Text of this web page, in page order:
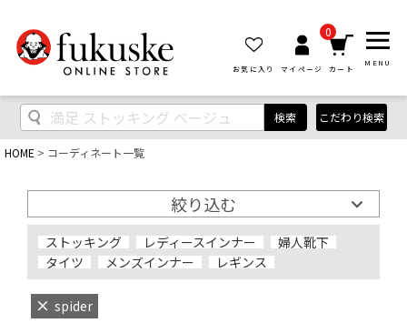
お気に入り マイページ
0
カート
MENU
検索 こだわり検索
HOME コーディネート一覧
絞り込む
ストッキング レディースインナー
婦人靴下
タイツ
メンズインナー レギンス
spider